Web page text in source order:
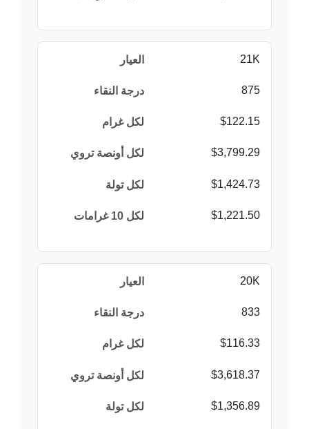
21K
875
$122.15
$3,799.29
$1,424.73
$1,221.50
20K
833
$116.33
$3,618.37
$1,356.89